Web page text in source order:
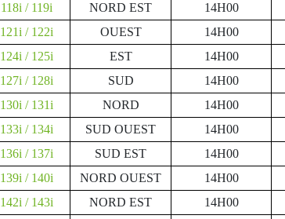
118i / 119i NORD EST 14H00
121i / 122i OUEST 14H00
124i / 125i EST 14H00
127i / 128i SUD 14H00
130i / 131i NORD 14H00
133i / 134i SUD OUEST 14H00
136i / 137i SUD EST 14H00
139i / 140i NORD OUEST 14H00
142i / 143i NORD EST 14H00